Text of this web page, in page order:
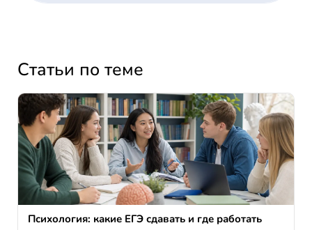
Статьи по теме
Психология: какие ЕГЭ сдавать и где работать